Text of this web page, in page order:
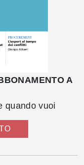
A
quando vuoi